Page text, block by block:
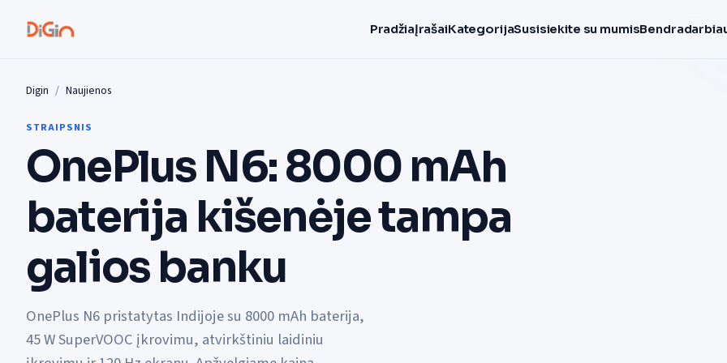
PradžiaĮrašaiKategorijaSusisiekite su mumis
Digin Naujienos
STRAIPSNIS
OnePlus N6: 8000 mAh
baterija kišenėje tampa
galios banku
OnePlus N6 pristatytas Indijoje su 8000 mAh baterija,
45 W SuperVOOC įkrovimu, atvirkštiniu laidiniu